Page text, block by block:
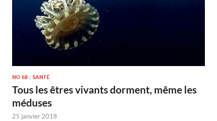
NO 68 / SANTÉ
Tous les êtres vivants dorment, même les
méduses
25 janvier 2018